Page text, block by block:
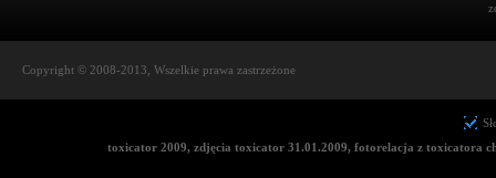
Copyright © 2008-2013, Wszelkie prawa zastrzeżone
toxicator 2009, zdjęcia toxicator 31.01.2009, fotorelacja z toxicatora